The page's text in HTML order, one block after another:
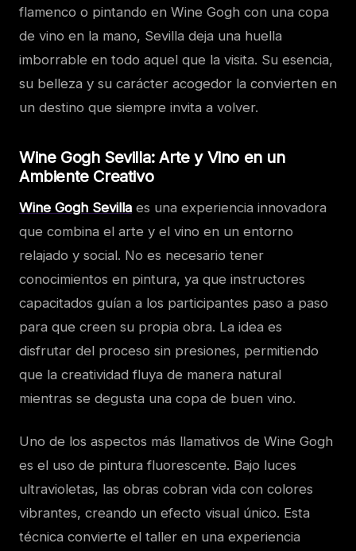
flamenco o pintando en Wine Gogh con una copa
de vino en la mano, Sevilla deja una huella
imborrable en todo aquel que la visita. Su esencia,
su belleza y su carácter acogedor la convierten en
un destino que siempre invita a volver.
Wine Gogh Sevilla: Arte y Vino en un
Ambiente Creativo
Wine Gogh Sevilla es una experiencia innovadora
que combina el arte y el vino en un entorno
relajado y social. No es necesario tener
conocimientos en pintura, ya que instructores
capacitados guían a los participantes paso a paso
para que creen su propia obra. La idea es
disfrutar del proceso sin presiones, permitiendo
que la creatividad fluya de manera natural
mientras se degusta una copa de buen vino.
Uno de los aspectos más llamativos de Wine Gogh
es el uso de pintura fluorescente. Bajo luces
ultravioletas, las obras cobran vida con colores
vibrantes, creando un efecto visual único. Esta
técnica convierte el taller en una experiencia